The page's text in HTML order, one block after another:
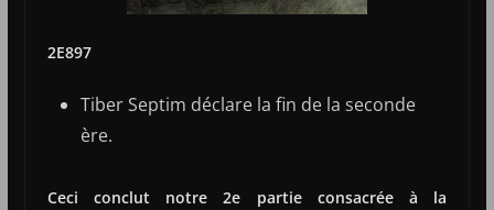
2E897
Tiber Septim déclare la fin de la seconde
ère.
Ceci conclut notre 2e partie consacrée à la